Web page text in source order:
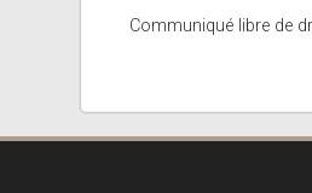
Communiqué libre de